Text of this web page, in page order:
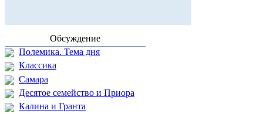
Обсуждение
Полемика. Тема дня
Классика
Самара
Десятое семейство и Приора
Калина и Гранта